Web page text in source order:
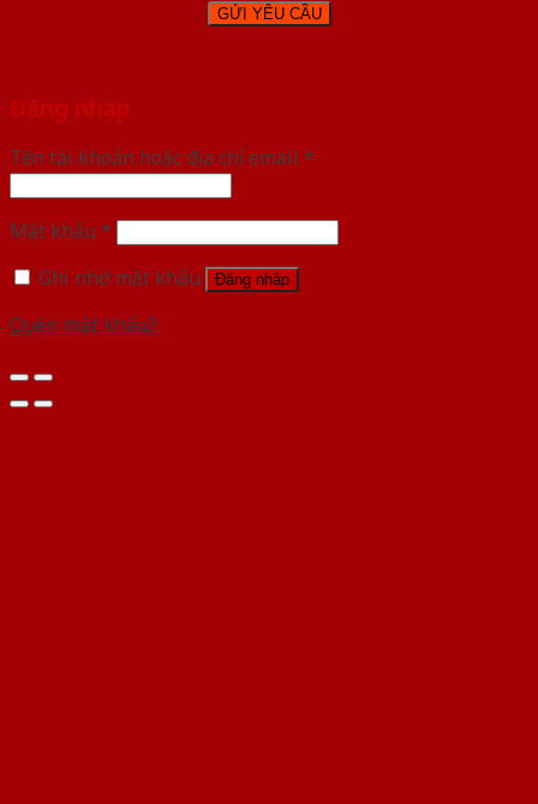
Đăng nhập
Tên tài khoản hoặc địa chỉ email *
Mật khẩu *
Ghi nhớ mật khẩu
Đăng nhập
Quên mật khẩu?